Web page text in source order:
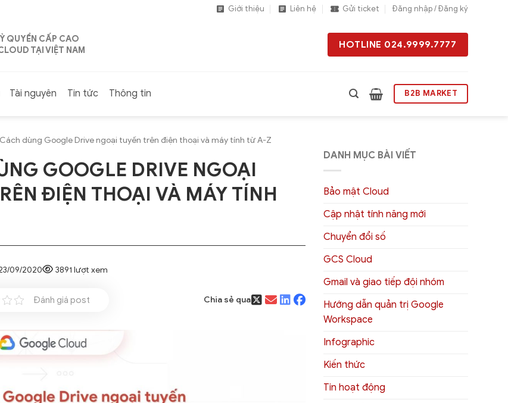
Giới thiệu Liên hệ Gửi ticket Đăng nhập / Đăng ký
QUYỀN CẤP CAO
TẠI VIỆT NAM
HOTLINE 024.9999.7777
Tài nguyên Tin tức Thông tin B2B MARKET
Cách dùng Google Drive ngoại tuyến trên điện thoại và máy tính từ A-Z
GOOGLE DRIVE NGOẠI
ĐIỆN THOẠI VÀ MÁY TÍNH
09/2020 3891 lượt xem
Đánh giá post Chia sẻ qua
DANH MỤC BÀI VIẾT
Bảo mật Cloud
Cập nhật tính năng mới
Chuyển đổi số
GCS Cloud
Gmail và giao tiếp đội nhóm
Hướng dẫn quản trị Google
Workspace
Infographic
Kiến thức
Tin hoạt động